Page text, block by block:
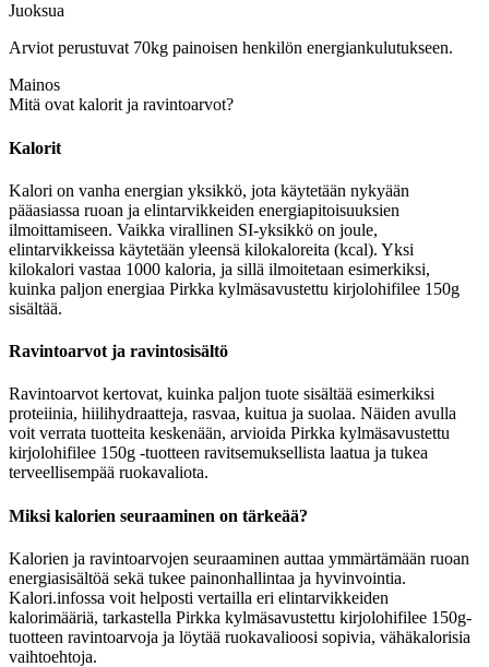
Juoksua
Arviot perustuvat 70kg painoisen henkilön energiankulutukseen.
Mainos
Mitä ovat kalorit ja ravintoarvot?
Kalorit
Kalori on vanha energian yksikkö, jota käytetään nykyään
pääasiassa ruoan ja elintarvikkeiden energiapitoisuuksien
ilmoittamiseen. Vaikka virallinen SI-yksikkö on joule,
elintarvikkeissa käytetään yleensä kilokaloreita (kcal). Yksi
kilokalori vastaa 1000 kaloria, ja sillä ilmoitetaan esimerkiksi,
kuinka paljon energiaa Pirkka kylmäsavustettu kirjolohifilee 150g
sisältää.
Ravintoarvot ja ravintosisältö
Ravintoarvot kertovat, kuinka paljon tuote sisältää esimerkiksi
proteiinia, hiilihydraatteja, rasvaa, kuitua ja suolaa. Näiden avulla
voit verrata tuotteita keskenään, arvioida Pirkka kylmäsavustettu
kirjolohifilee 150g -tuotteen ravitsemuksellista laatua ja tukea
terveellisempää ruokavaliota.
Miksi kalorien seuraaminen on tärkeää?
Kalorien ja ravintoarvojen seuraaminen auttaa ymmärtämään ruoan
energiasisältöä sekä tukee painonhallintaa ja hyvinvointia.
Kalori.infossa voit helposti vertailla eri elintarvikkeiden
kalorimääriä, tarkastella Pirkka kylmäsavustettu kirjolohifilee 150g-
tuotteen ravintoarvoja ja löytää ruokavalioosi sopivia, vähäkalorisia
vaihtoehtoja.